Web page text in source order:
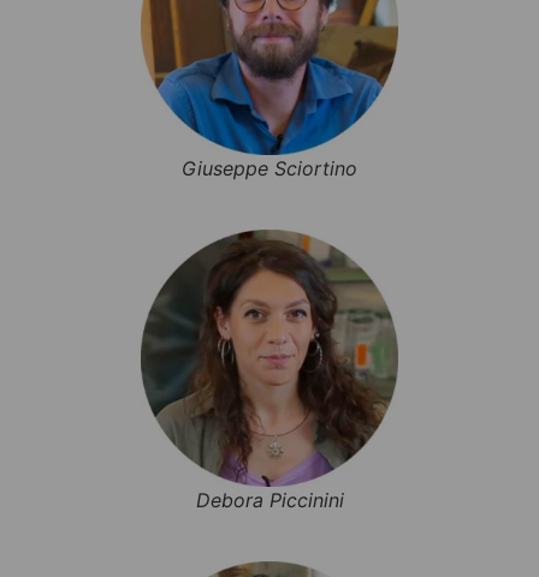
Giuseppe Sciortino
Debora Piccinini